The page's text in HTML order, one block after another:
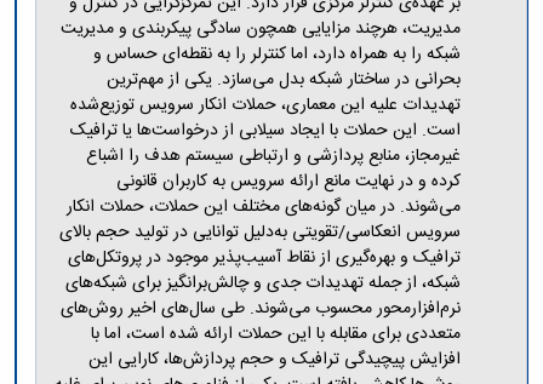
نخبگان
شرکت
های
دانش
بنیان
فرآیندها
آئین
نامه
نامه
های
پژوهشی
فرم
های
مدیریت، هرچند مزایایی همچون سادگی پیکربندی و مدیریت
شبکه را به همراه دارد، اما کنترلر را به نقطه‌ای حساس و
بحرانی در ساختار شبکه بدل می‌سازد. یکی از مهم‌ترین
تهدیدات علیه این معماری، حملات انکار سرویس توزیع‌شده
است. این حملات با ایجاد سیلابی از درخواست‌ها یا ترافیک
غیرمجاز، منابع پردازشی و ارتباطی سیستم هدف را اشباع
کرده و در نهایت مانع ارائه سرویس به کاربران قانونی
می‌شوند. در میان گونه‌های مختلف این حملات، حملات انکار
سرویس انعکاسی/تقویتی به‌دلیل توانایی در تولید حجم بالای
ترافیک و بهره‌گیری از نقاط آسیب‌پذیر موجود در پروتکل‌های
شبکه، از جمله تهدیدات جدی و چالش‌برانگیز برای شبکه‌های
نرم‌افزارمحور محسوب می‌شوند. طی سال‌های اخیر روش‌های
متعددی برای مقابله با این حملات ارائه شده است، اما با
افزایش پیچیدگی ترافیک و حجم پردازش‌ها، کارایی این